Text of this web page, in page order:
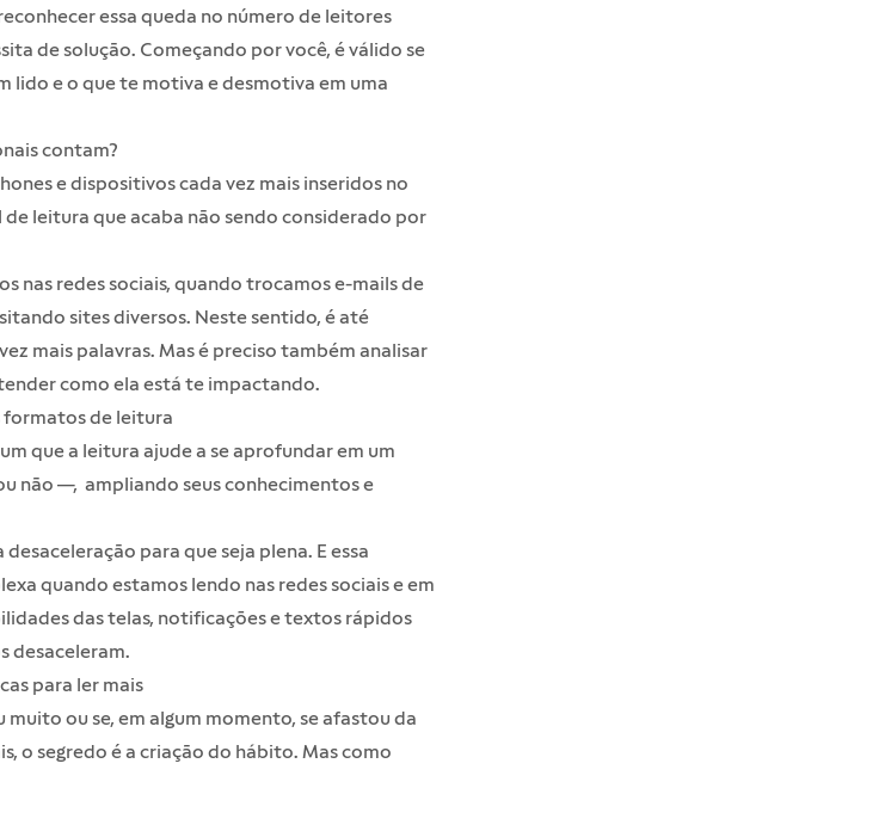
essa queda no número de leitores
de solução. Começando por você, é válido se
lido e o que te motiva e desmotiva em uma
contam?
e dispositivos cada vez mais inseridos no
de leitura que acaba não sendo considerado por
nas redes sociais, quando trocamos e-mails de
sites diversos. Neste sentido, é até
mais palavras. Mas é preciso também analisar
como ela está te impactando.
de leitura
que a leitura ajude a se aprofundar em um
não —, ampliando seus conhecimentos e
para que seja plena. E essa
quando estamos lendo nas redes sociais e em
das telas, notificações e textos rápidos
desaceleram.
para ler mais
ou se, em algum momento, se afastou da
o segredo é a criação do hábito. Mas como